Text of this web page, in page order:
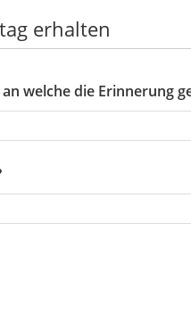
erhalten
welche die Erinnerung